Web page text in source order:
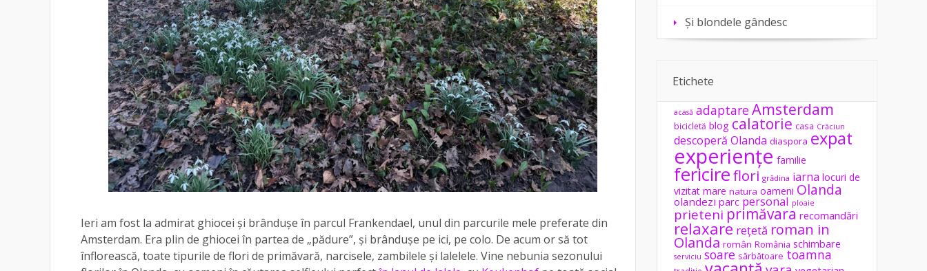
Ieri am fost la admirat ghiocei și brândușe în parcul Frankendael, unul din parcurile mele preferate din
Amsterdam. Era plin de ghiocei în partea de „pădure”, și brândușe pe ici, pe colo. De acum or să tot
înflorească, toate tipurile de flori de primăvară, narcisele, zambilele și lalelele. Vine nebunia sezonului
Și blondele gândesc
Etichete
acasă adaptareAmsterdam
bicicletă blog calatorie casa Crăciun
descoperă Olanda diaspora expat
experiențe familie
fericireflori grădina iarna locuri de
vizitat mare natura oameni Olanda
olandezi parc personal ploaie
prieteni primăvara recomandări
relaxare rețetă roman in
Olanda român România schimbare
serviciu soare sărbătoare toamna